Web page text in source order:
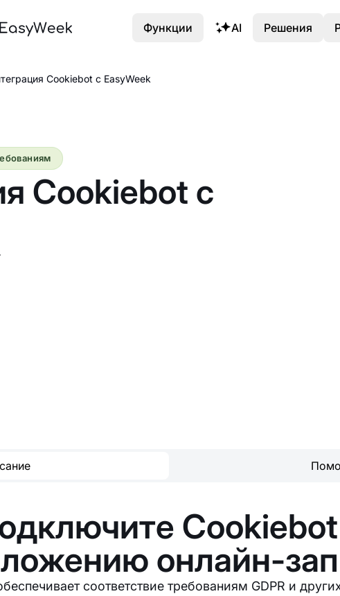
Cookiebot с EasyWeek
Cookiebot с
онлайн-
соответствие требованиям GDPR и
Функции AI Решения